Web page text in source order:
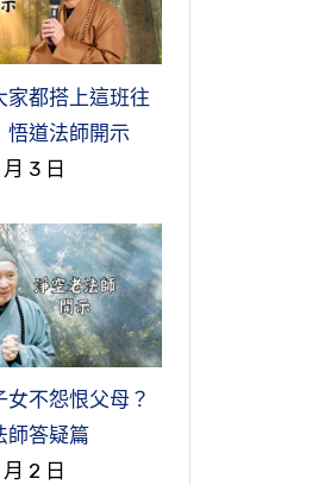
家都搭上這班往
悟道法師開示
3 日
女不怨恨父母？
師答疑篇
2 日